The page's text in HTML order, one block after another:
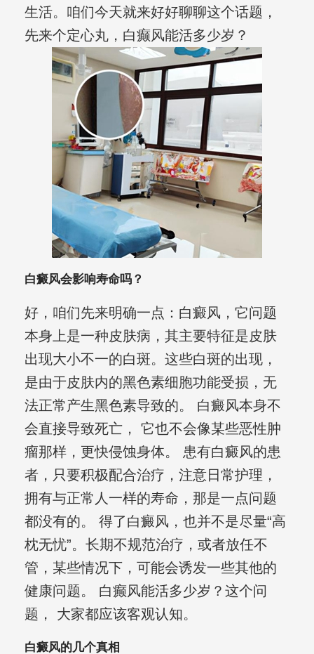
生活。咱们今天就来好好聊聊这个话题，
先来个定心丸，白癫风能活多少岁？
白癜风会影响寿命吗？
好，咱们先来明确一点：白癜风，它问题
本身上是一种皮肤病，其主要特征是皮肤
出现大小不一的白斑。这些白斑的出现，
是由于皮肤内的黑色素细胞功能受损，无
法正常产生黑色素导致的。 白癜风本身不
会直接导致死亡， 它也不会像某些恶性肿
瘤那样，更快侵蚀身体。 患有白癜风的患
者，只要积极配合治疗，注意日常护理，
拥有与正常人一样的寿命，那是一点问题
都没有的。 得了白癜风，也并不是尽量“高
枕无忧”。长期不规范治疗，或者放任不
管，某些情况下，可能会诱发一些其他的
健康问题。 白癫风能活多少岁？这个问
题， 大家都应该客观认知。
白癜风的几个真相